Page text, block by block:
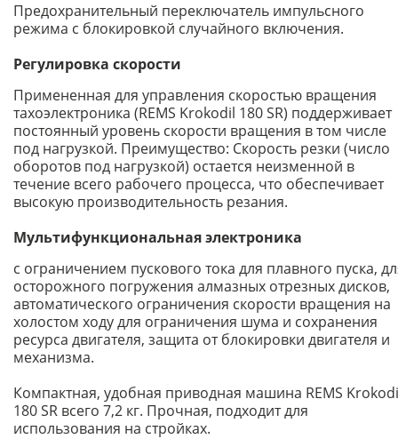
Предохранительный переключатель импульсного
режима с блокировкой случайного включения.
Регулировка скорости
Примененная для управления скоростью вращения
тахоэлектроника (REMS Krokodil 180 SR) поддерживает
постоянный уровень скорости вращения в том числе
под нагрузкой. Преимущество: Скорость резки (число
оборотов под нагрузкой) остается неизменной в
течение всего рабочего процесса, что обеспечивает
высокую производительность резания.
Мультифункциональная электроника
с ограничением пускового тока для плавного пуска,
осторожного погружения алмазных отрезных дисков,
автоматического ограничения скорости вращения на
холостом ходу для ограничения шума и сохранения
ресурса двигателя, защита от блокировки двигателя и
механизма.
Компактная, удобная приводная машина REMS
180 SR всего 7,2 кг. Прочная, подходит для
использования на стройках.